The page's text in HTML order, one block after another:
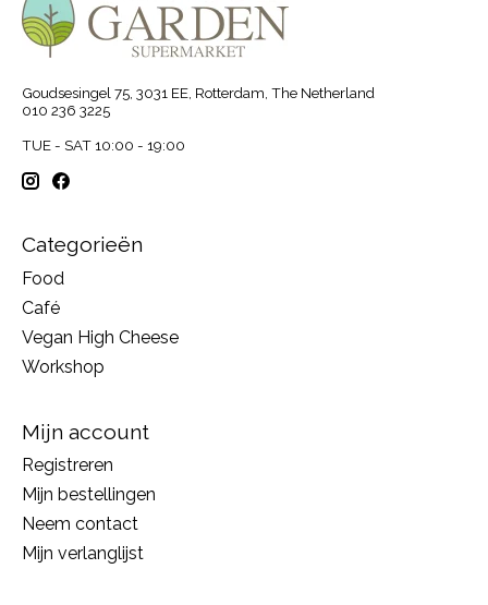
Goudsesingel 75, 3031 EE, Rotterdam, The Netherland
010 236 3225
TUE - SAT 10:00 - 19:00
Categorieën
Food
Café
Vegan High Cheese
Workshop
Mijn account
Registreren
Mijn bestellingen
Neem contact
Mijn verlanglijst